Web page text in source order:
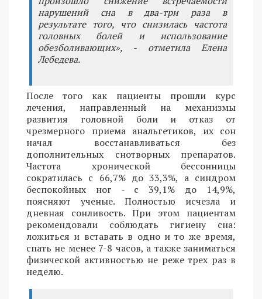
нарушений сна в два-три раза в
результате того, что снизилась частота
головных болей и использование
обезболивающих», - отметила Елена
Лебедева.
После того как пациенты прошли курс
лечения, направленный на механизмы
развития головной боли и отказ от
чрезмерного приема анальгетиков, их сон
начал восстанавливаться без
дополнительных снотворных препаратов.
Частота хронической бессонницы
сократилась с 66,7% до 33,3%, а синдром
беспокойных ног - с 39,1% до 14,9%,
поясняют ученые. Полностью исчезла и
дневная сонливость. При этом пациентам
рекомендовали соблюдать гигиену сна:
ложиться и вставать в одно и то же время,
спать не менее 7-8 часов, а также заниматься
физической активностью не реже трех раз в
неделю.